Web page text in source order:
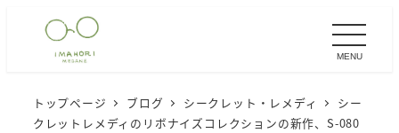
MENU
トップページ ブログ シークレット・レメディ
シー
クレットレメディのリボナイズコレクションの新作、S-080